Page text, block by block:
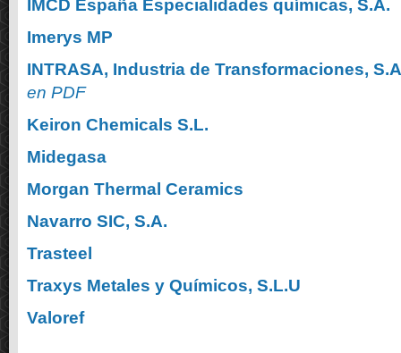
IMCD España Especialidades químicas, S.A.
Imerys MP
INTRASA, Industria de Transformaciones,
en PDF
Keiron Chemicals S.L.
Midegasa
Morgan Thermal Ceramics
Navarro SIC, S.A.
Trasteel
Traxys Metales y Químicos, S.L.U
Valoref